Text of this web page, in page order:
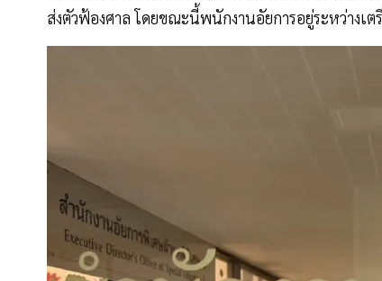
ส่งตัวฟ้องศาล โดยขณะนี้พนักงานอัยการอยู่ระหว่างเ